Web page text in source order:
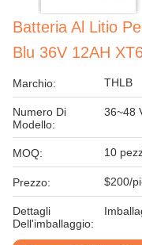
Batteria Al Litio
Blu 36V 12AH
Marchio: THLB
Numero Di
Modello:
36~48
MOQ: 10
Prezzo: $200/
Dettagli
Dell'imballaggio: